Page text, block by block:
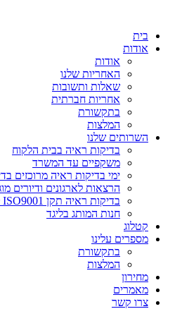
בית
אודות
אודות
האחריות שלנו
שאלות ותשובות
אחריות חברתית
בתקשורת
המלצות
השרותים שלנו
בדיקות ראיה בבית הלקוח
משקפיים עד המשרד
ימי בדיקות ראיה מרוכזים
הרצאות לארגונים ודיורים
בדיקות ראיה תקן ISO9001 למפעלים וחברות
חנות המותג בליגד
קטלוג
מספרים עלינו
בתקשורת
המלצות
מחירון
מאמרים
צרו קשר